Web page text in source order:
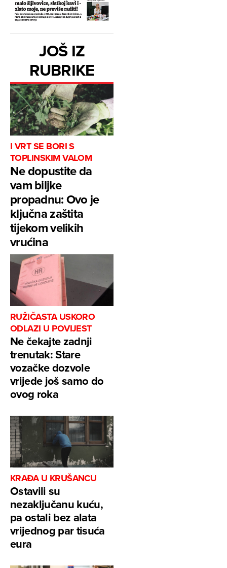
JOŠ IZ
RUBRIKE
I VRT SE BORI S
TOPLINSKIM VALOM
Ne dopustite da
vam biljke
propadnu: Ovo je
ključna zaštita
tijekom velikih
vrućina
RUŽIČASTA USKORO
ODLAZI U POVIJEST
Ne čekajte zadnji
trenutak: Stare
vozačke dozvole
vrijede još samo do
ovog roka
KRAĐA U KRUŠANCU
Ostavili su
nezaključanu kuću,
pa ostali bez alata
vrijednog par tisuća
eura